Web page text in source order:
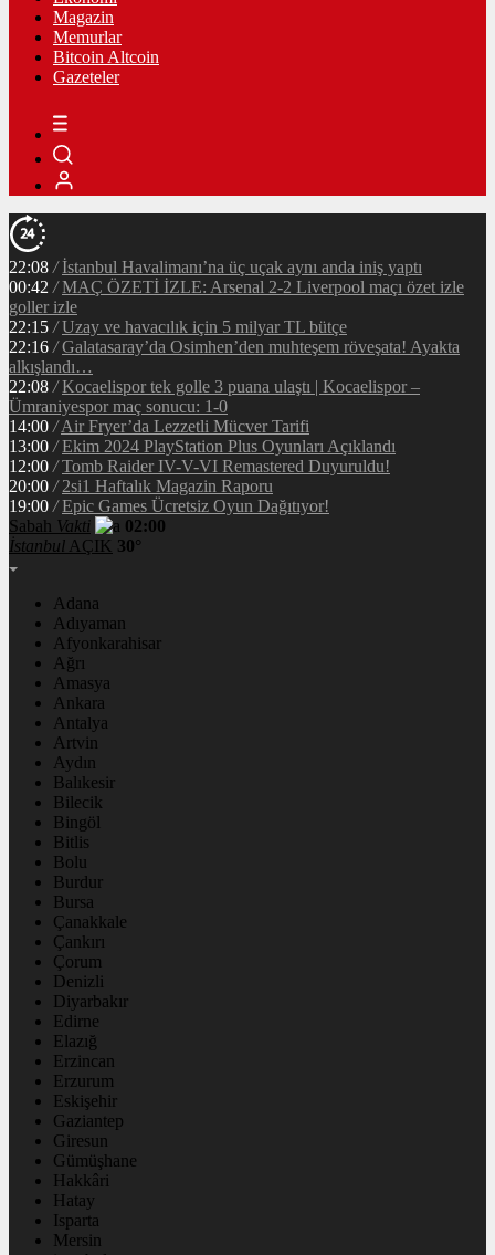
Magazin
Memurlar
Bitcoin Altcoin
Gazeteler
22:08 / İstanbul Havalimanı’na üç uçak aynı anda iniş yaptı
00:42 / MAÇ ÖZETİ İZLE: Arsenal 2-2 Liverpool maçı özet izle
goller izle
22:15 / Uzay ve havacılık için 5 milyar TL bütçe
22:16 / Galatasaray’da Osimhen’den muhteşem röveşata! Ayakta
alkışlandı…
22:08 / Kocaelispor tek golle 3 puana ulaştı | Kocaelispor –
Ümraniyespor maç sonucu: 1-0
14:00 / Air Fryer’da Lezzetli Mücver Tarifi
13:00 / Ekim 2024 PlayStation Plus Oyunları Açıklandı
12:00 / Tomb Raider IV-V-VI Remastered Duyuruldu!
20:00 / 2si1 Haftalık Magazin Raporu
19:00 / Epic Games Ücretsiz Oyun Dağıtıyor!
Sabah Vakti
02:00
İstanbul AÇIK 30°
Adana
Adıyaman
Afyonkarahisar
Ağrı
Amasya
Ankara
Antalya
Artvin
Aydın
Balıkesir
Bilecik
Bingöl
Bitlis
Bolu
Burdur
Bursa
Çanakkale
Çankırı
Çorum
Denizli
Diyarbakır
Edirne
Elazığ
Erzincan
Erzurum
Eskişehir
Gaziantep
Giresun
Gümüşhane
Hakkâri
Hatay
Isparta
Mersin